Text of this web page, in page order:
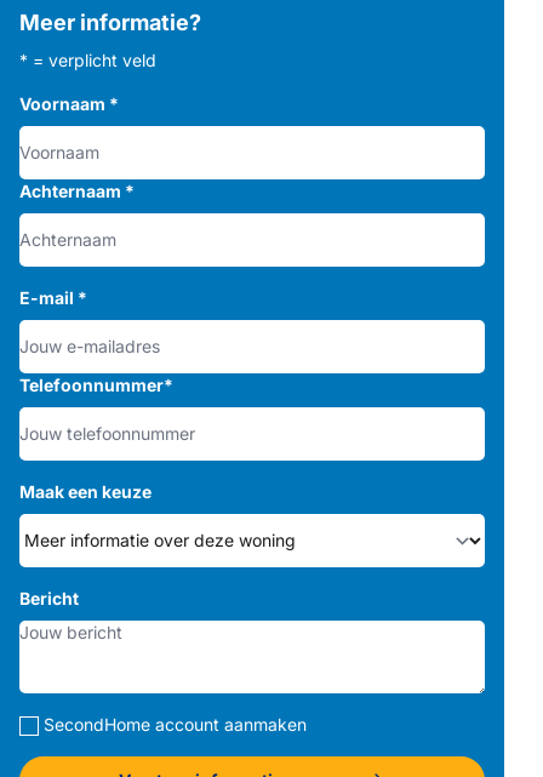
Meer informatie?
* = verplicht veld
Voornaam *
Achternaam *
E-mail *
Telefoonnummer*
Maak een keuze
Bericht
SecondHome account aanmaken